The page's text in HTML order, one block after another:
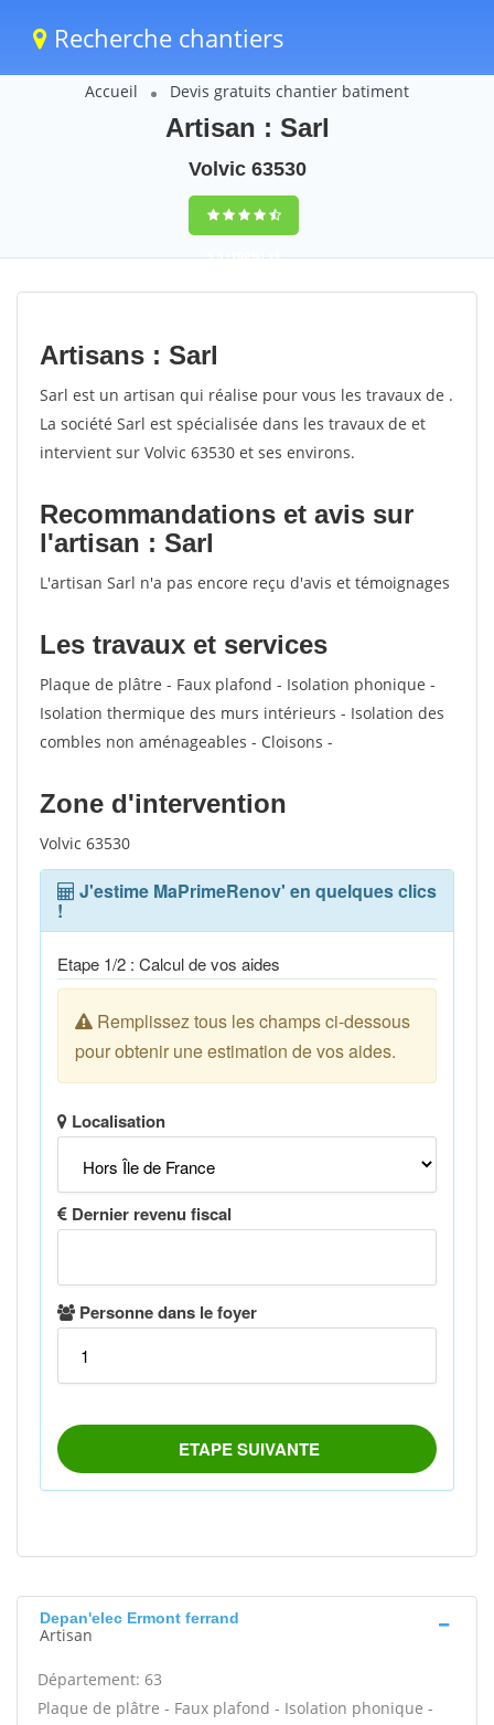
Recherche chantiers
Accueil Devis gratuits chantier batiment
Artisan : Sarl
Volvic 63530
9,5(100%)34
votes
Artisans : Sarl
Sarl est un artisan qui réalise pour vous les travaux de .
La société Sarl est spécialisée dans les travaux de et
intervient sur Volvic 63530 et ses environs.
Recommandations et avis sur
l'artisan : Sarl
L'artisan Sarl n'a pas encore reçu d'avis et témoignages
Les travaux et services
Plaque de plâtre - Faux plafond - Isolation phonique -
Isolation thermique des murs intérieurs - Isolation des
combles non aménageables - Cloisons -
Zone d'intervention
Volvic 63530
Depan'elec Ermont ferrand
Artisan
Département: 63
Plaque de plâtre - Faux plafond - Isolation phonique -